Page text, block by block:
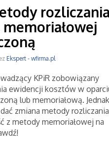
rozliczania
Ekspert - wfirma.pl
KPiR zobowiązany
ewidencji kosztów w
lub memoriałową. Jednak
zmiana metody rozliczania
z metody memoriałowej na